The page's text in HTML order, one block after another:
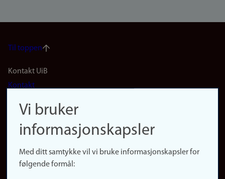
Til toppen
Footer
(no)
Kontakt UiB
Kontakt
Finn forsker
Presse
Finn studier
Ledige stillinger
Vi bruker
informasjonskapsler
Med ditt samtykke vil vi bruke informasjonskapsler for
følgende formål: